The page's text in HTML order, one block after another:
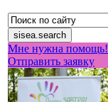
Мне нужна помощь!
Отправить заявку